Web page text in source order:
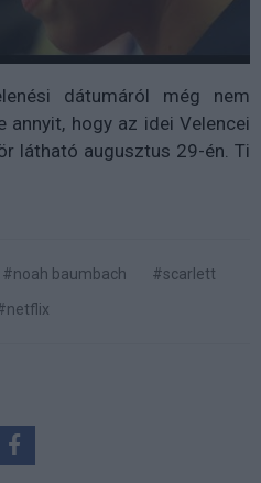
dátumáról még nem
hogy az idei Velencei
látható augusztus 29-én. Ti
#noah baumbach
#scarlett